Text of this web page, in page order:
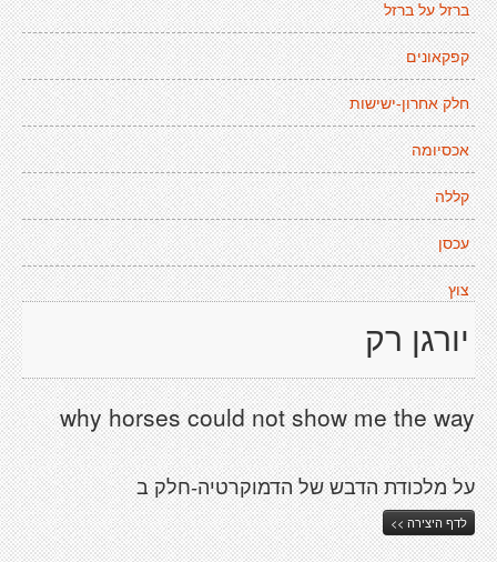
ברזל על ברזל
קפקאונים
חלק אחרון-ישישות
אכסיומה
קללה
עכסן
צוץ
יורגן רק
why horses could not show me the way
על מלכודת הדבש של הדמוקרטיה-חלק ב
לדף היצירה >>